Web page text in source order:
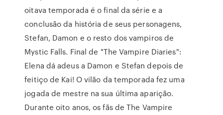
oitava temporada é o final da série e a
conclusão da história de seus personagens,
Stefan, Damon e o resto dos vampiros de
Mystic Falls. Final de "The Vampire Diaries":
Elena dá adeus a Damon e Stefan depois de
feitiço de Kai! O vilão da temporada fez uma
jogada de mestre na sua última aparição.
Durante oito anos, os fãs de The Vampire